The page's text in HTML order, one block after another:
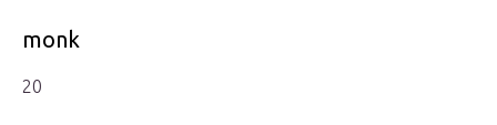
monk
20